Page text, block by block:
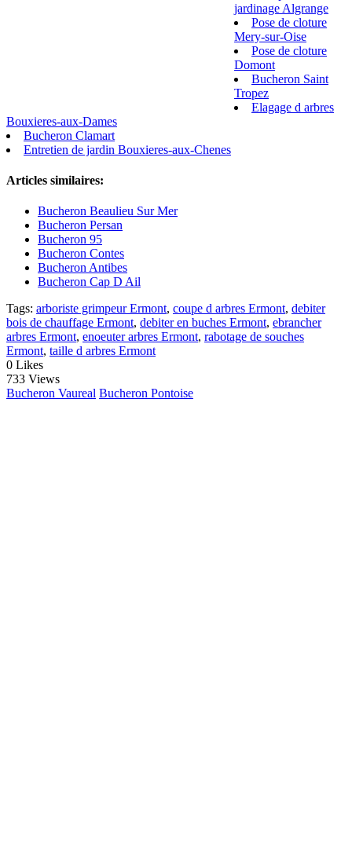
jardinage Algrange
Pose de cloture
Mery-sur-Oise
Pose de cloture
Domont
Bucheron Saint
Tropez
Elagage d arbres
Bouxieres-aux-Dames
Bucheron Clamart
Entretien de jardin Bouxieres-aux-Chenes
Articles similaires:
Bucheron Beaulieu Sur Mer
Bucheron Persan
Bucheron 95
Bucheron Contes
Bucheron Antibes
Bucheron Cap D Ail
Tags: arboriste grimpeur Ermont, coupe d arbres Ermont, debiter
bois de chauffage Ermont, debiter en buches Ermont, ebrancher
arbres Ermont, enoeuter arbres Ermont, rabotage de souches
Ermont, taille d arbres Ermont
0 Likes
733 Views
Bucheron Vaureal Bucheron Pontoise